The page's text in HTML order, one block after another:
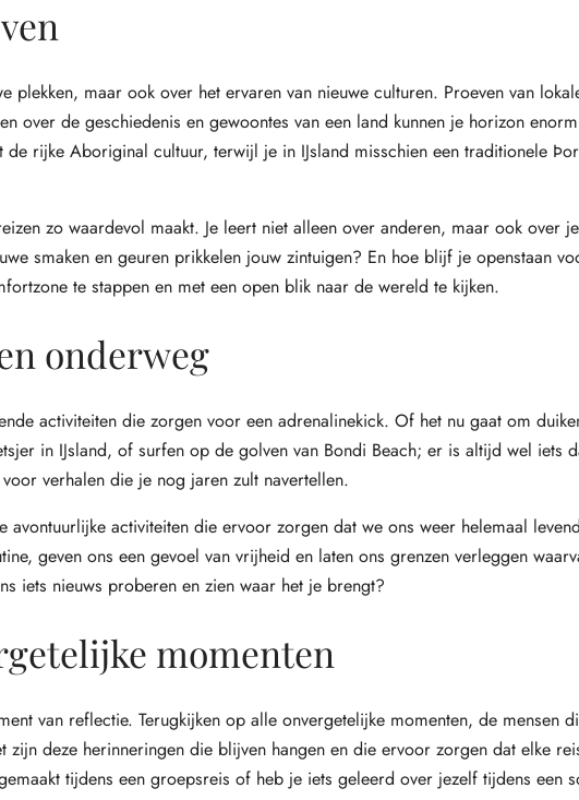
plekken, maar ook over het ervaren van nieuwe culturen. Proeven van
over de geschiedenis en gewoontes van een land kunnen je horizon
de rijke Aboriginal cultuur, terwijl je in IJsland misschien een traditionele
zo waardevol maakt. Je leert niet alleen over anderen, maar ook over
smaken en geuren prikkelen jouw zintuigen? En hoe blijf je openstaan
te stappen en met een open blik naar de wereld te kijken.
onderweg
activiteiten die zorgen voor een adrenalinekick. Of het nu gaat om
in IJsland, of surfen op de golven van Bondi Beach; er is altijd wel iets
verhalen die je nog jaren zult navertellen.
avontuurlijke activiteiten die ervoor zorgen dat we ons weer helemaal
geven ons een gevoel van vrijheid en laten ons grenzen verleggen
iets nieuws proberen en zien waar het je brengt?
momenten
van reflectie. Terugkijken op alle onvergetelijke momenten, de mensen
deze herinneringen die blijven hangen en die ervoor zorgen dat elke
tijdens een groepsreis of heb je iets geleerd over jezelf tijdens een